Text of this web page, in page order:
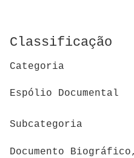
Classificação
Categoria
Espólio Documental
Subcategoria
Documento